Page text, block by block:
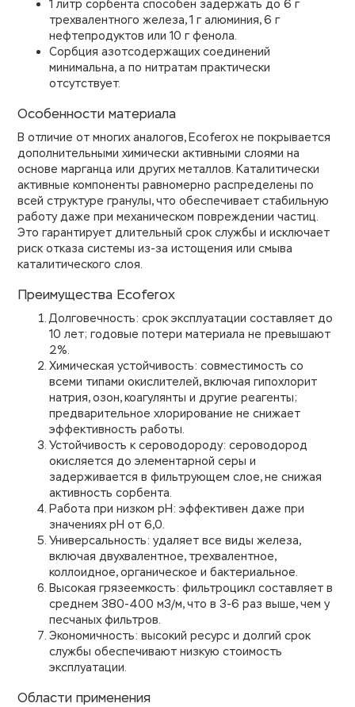
1 литр сорбента способен задержать до 6 г
трехвалентного железа, 1 г алюминия, 6 г
нефтепродуктов или 10 г фенола.
Сорбция азотсодержащих соединений
минимальна, а по нитратам практически
отсутствует.
Особенности материала
В отличие от многих аналогов, Ecoferox не покрывается
дополнительными химически активными слоями на
основе марганца или других металлов. Каталитически
активные компоненты равномерно распределены по
всей структуре гранулы, что обеспечивает стабильную
работу даже при механическом повреждении частиц.
Это гарантирует длительный срок службы и исключает
риск отказа системы из-за истощения или смыва
каталитического слоя.
Преимущества Ecoferox
Долговечность: cрок эксплуатации составляет до
10 лет; годовые потери материала не превышают
2%.
Химическая устойчивость: совместимость со
всеми типами окислителей, включая гипохлорит
натрия, озон, коагулянты и другие реагенты;
предварительное хлорирование не снижает
эффективность работы.
Устойчивость к сероводороду: сероводород
окисляется до элементарной серы и
задерживается в фильтрующем слое, не снижая
активность сорбента.
Работа при низком pH: эффективен даже при
значениях pH от 6,0.
Универсальность: удаляет все виды железа,
включая двухвалентное, трехвалентное,
коллоидное, органическое и бактериальное.
Высокая грязеемкость: фильтроцикл составляет в
среднем 380-400 м3/м, что в 3-6 раз выше, чем у
песчаных фильтров.
Экономичность: высокий ресурс и долгий срок
службы обеспечивают низкую стоимость
эксплуатации.
Области применения